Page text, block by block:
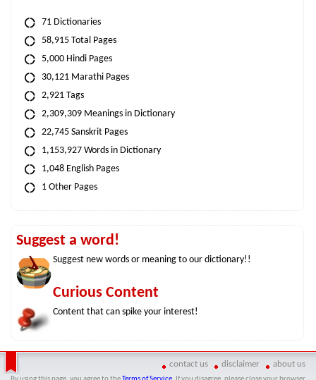
71 Dictionaries
58,915 Total Pages
5,000 Hindi Pages
30,121 Marathi Pages
2,921 Tags
2,309,309 Meanings in Dictionary
22,745 Sanskrit Pages
1,153,927 Words in Dictionary
1,048 English Pages
1 Other Pages
Suggest a word!
Suggest new words or meaning to our dictionary!!
Curious Content
Content that can spike your interest!
contact us disclaimer about us